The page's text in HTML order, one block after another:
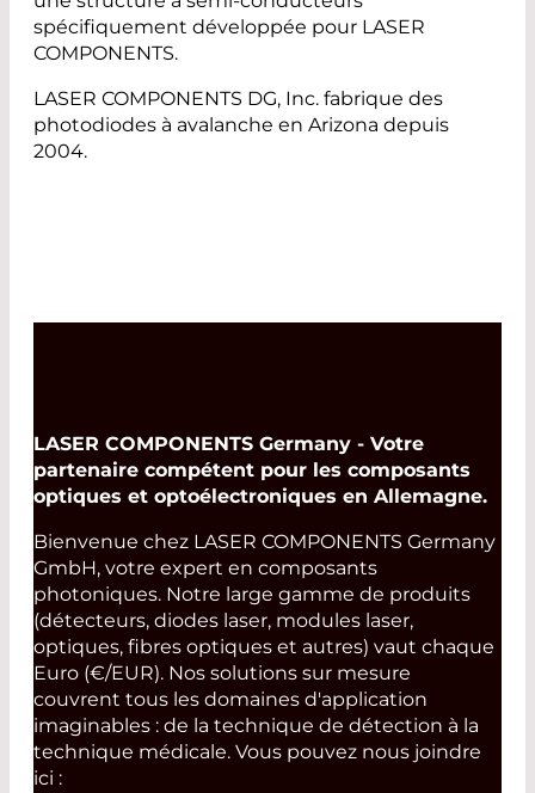
spécifiquement développée pour LASER
COMPONENTS.
LASER COMPONENTS DG, Inc. fabrique des
photodiodes à avalanche en Arizona depuis
2004.
LASER COMPONENTS Germany - Votre
partenaire compétent pour les composants
optiques et optoélectroniques en Allemagne.
Bienvenue chez LASER COMPONENTS Germany
GmbH, votre expert en composants
photoniques. Notre large gamme de produits
(détecteurs, diodes laser, modules laser,
optiques, fibres optiques et autres) vaut chaque
Euro (€/EUR). Nos solutions sur mesure
couvrent tous les domaines d'application
imaginables : de la technique de détection à la
technique médicale. Vous pouvez nous joindre
ici :